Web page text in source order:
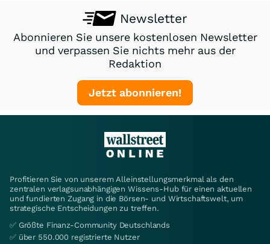
Newsletter
Abonnieren Sie unsere kostenlosen Newsletter
und verpassen Sie nichts mehr aus der
Redaktion
Jetzt abonnieren!
Profitieren Sie von unserem Alleinstellungsmerkmal als den
zentralen verlagsunabhängigen Wissens-Hub für einen aktuellen
und fundierten Zugang in die Börsen- und Wirtschaftswelt, um
strategische Entscheidungen zu treffen.
✅ Größte Finanz-Community Deutschlands
✅ über 550.000 registrierte Nutzer